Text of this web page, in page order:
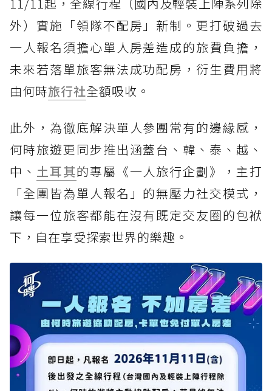
外）實施「領隊不配房」新制。更打破過去
一人報名須擔心單人房差造成的旅費負擔，
未來若落單旅客無法成功配房，衍生費用將
由何時旅行社全額吸收。
此外，為徹底解決單人參團常有的邊緣感，
何時旅遊更同步推出涵蓋台、韓、泰、越、
中、 土耳其的專屬《一人旅行企劃》，主打
「全團皆為單人報名」的無壓力社交模式，
讓每一位旅客都能在沒有既定交友圈的包袱
下，自在享受探索世界的樂趣。